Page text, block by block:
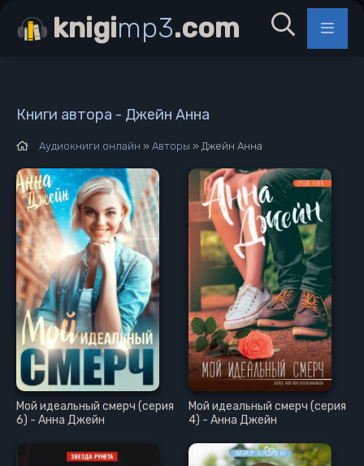
Книги автора - Джейн Анна
Аудиокниги онлайн » Авторы » Джейн Анна
Мой идеальный смерч (серия
6) - Анна Джейн
Мой идеальный смерч (серия
4) - Анна Джейн
knigimp3.com